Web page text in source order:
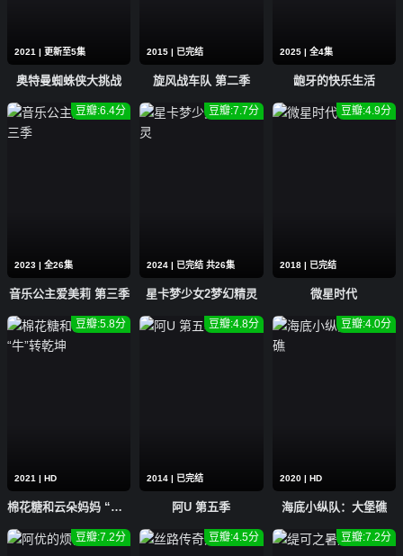
第29集 第28集 第27集
第26集 第25集 第24集
第14集 第13集 第12集
第8集
2021 | 更新至5集
奥特曼蜘蛛侠大挑战
2015 | 已完结
旋风战车队 第二季
2025 | 全4集
龅牙的快乐生活
2023 | 全26集
豆瓣:6.4分
音乐公主爱美莉 第三季
2024 | 已完结 共26集
豆瓣:7.7分
星卡梦少女2梦幻精灵
2018 | 已完结
豆瓣:4.9分
微星时代
2021 | HD
豆瓣:5.8分
棉花糖和云朵妈妈 “牛”转乾坤
2014 | 已完结
豆瓣:4.8分
阿U 第五季
2020 | HD
豆瓣:4.0分
海底小纵队：大堡礁
豆瓣:7.2分 豆瓣:4.5分 豆瓣:7.2分